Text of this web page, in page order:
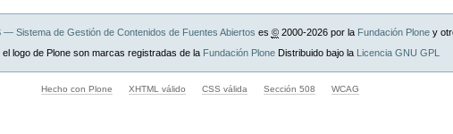
Sistema de Gestión de Contenidos de Fuentes Abiertos es ©2000-2026 por la Fundación Ploney
logo de Plone son marcas registradas de la Fundación PloneDistribuido bajo la Licencia GNU GPL
Hecho con Plone XHTML válido CSS válida Sección 508 WCAG